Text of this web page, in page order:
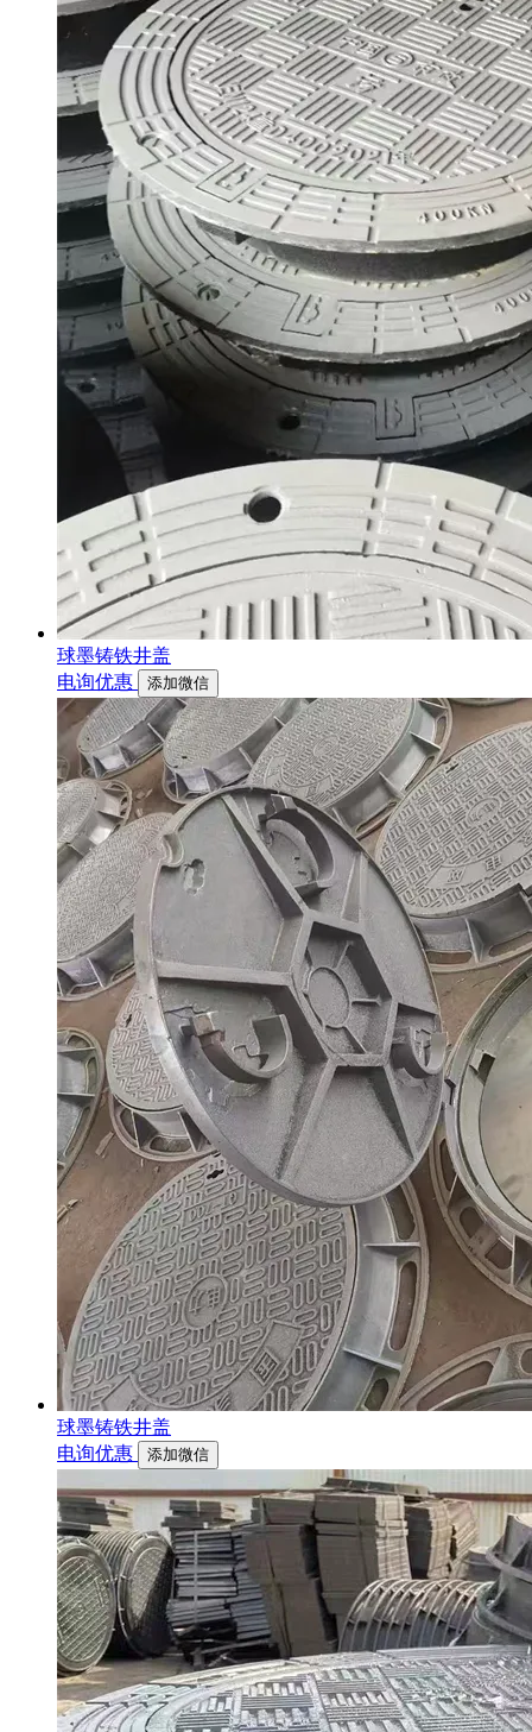
球墨铸铁井盖
电询优惠
添加微信
球墨铸铁井盖
电询优惠
添加微信